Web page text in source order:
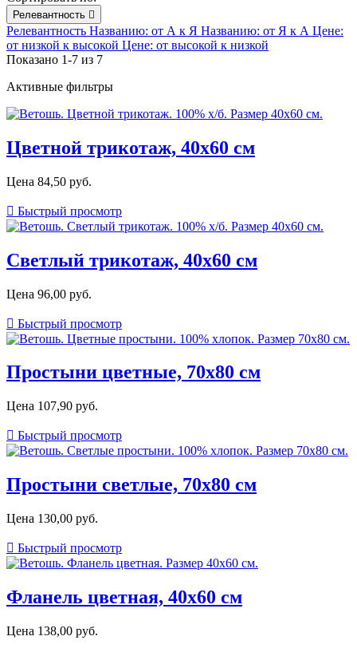
Релевантность 
Релевантность Названию: от А к Я Названию: от Я к А Цене:
от низкой к высокой Цене: от высокой к низкой
Показано 1-7 из 7
Активные фильтры
Цветной трикотаж, 40х60 см
Цена 84,50 руб.
 Быстрый просмотр
Светлый трикотаж, 40х60 см
Цена 96,00 руб.
 Быстрый просмотр
Простыни цветные, 70х80 см
Цена 107,90 руб.
 Быстрый просмотр
Простыни светлые, 70х80 см
Цена 130,00 руб.
 Быстрый просмотр
Фланель цветная, 40х60 см
Цена 138,00 руб.